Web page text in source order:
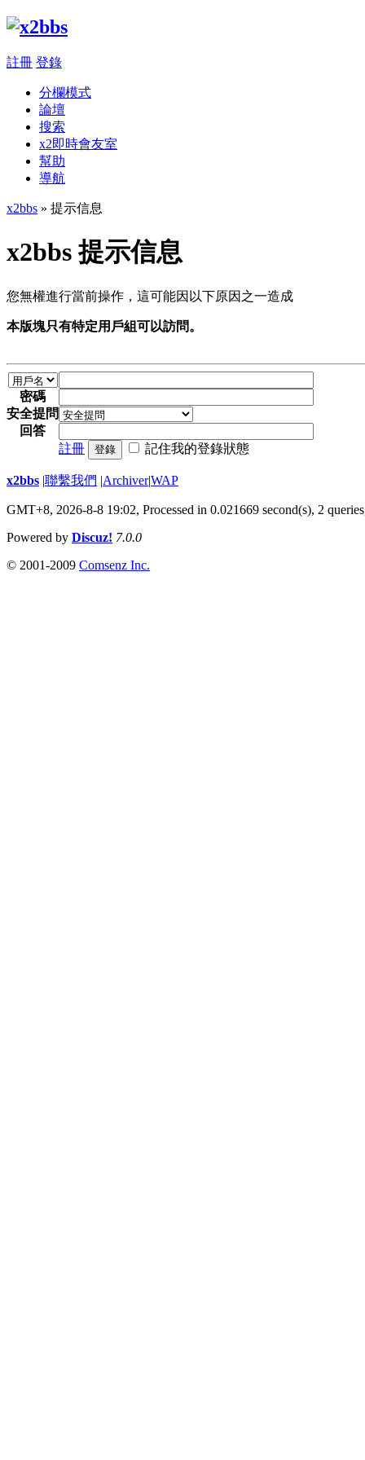
註冊 登錄
分欄模式
論壇
搜索
x2即時會友室
幫助
導航
x2bbs » 提示信息
x2bbs 提示信息
您無權進行當前操作，這可能因以下原因之一造成
本版塊只有特定用戶組可以訪問。
密碼
安全提問
回答
註冊
登錄 記住我的登錄狀態
x2bbs |聯繫我們 |Archiver|WAP
GMT+8, 2026-8-8 19:02, Processed in 0.021669 second(s), 2
Powered by Discuz! 7.0.0
© 2001-2009 Comsenz Inc.